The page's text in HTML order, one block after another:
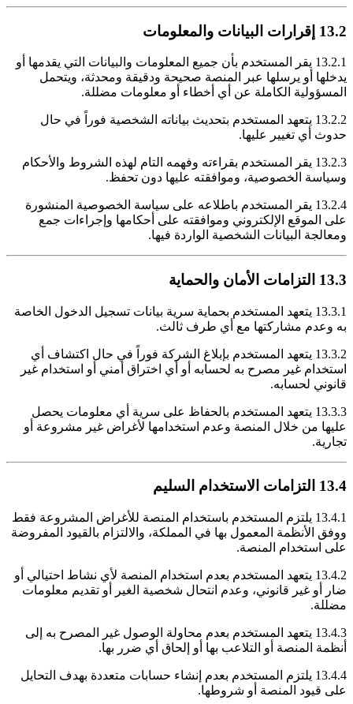
13.2 إقرارات البيانات والمعلومات
13.2.1 يقر المستخدم بأن جميع المعلومات والبيانات التي يقدمها أو
يدخلها أو يرسلها عبر المنصة صحيحة ودقيقة ومحدثة، ويتحمل
المسؤولية الكاملة عن أي أخطاء أو معلومات مضللة.
13.2.2 يتعهد المستخدم بتحديث بياناته الشخصية فوراً في حال
حدوث أي تغيير عليها.
13.2.3 يقر المستخدم بقراءته وفهمه التام لهذه الشروط والأحكام
وسياسة الخصوصية، وموافقته عليها دون تحفظ.
13.2.4 يقر المستخدم باطلاعه على سياسة الخصوصية المنشورة
على الموقع الإلكتروني وموافقته على أحكامها وإجراءات جمع
ومعالجة البيانات الشخصية الواردة فيها.
13.3 التزامات الأمان والحماية
13.3.1 يتعهد المستخدم بحماية سرية بيانات تسجيل الدخول الخاصة
به وعدم مشاركتها مع أي طرف ثالث.
13.3.2 يتعهد المستخدم بإبلاغ الشركة فوراً في حال اكتشاف أي
استخدام غير مصرح به لحسابه أو أي اختراق أمني أو استخدام غير
قانوني لحسابه.
13.3.3 يتعهد المستخدم بالحفاظ على سرية أي معلومات يحصل
عليها من خلال المنصة وعدم استخدامها لأغراض غير مشروعة أو
تجارية.
13.4 التزامات الاستخدام السليم
13.4.1 يلتزم المستخدم باستخدام المنصة للأغراض المشروعة فقط
ووفق الأنظمة المعمول بها في المملكة، والالتزام بالقيود المفروضة
على استخدام المنصة.
13.4.2 يتعهد المستخدم بعدم استخدام المنصة لأي نشاط احتيالي أو
ضار أو غير قانوني، وعدم انتحال شخصية الغير أو تقديم معلومات
مضللة.
13.4.3 يتعهد المستخدم بعدم محاولة الوصول غير المصرح به إلى
أنظمة المنصة أو التلاعب بها أو إلحاق أي ضرر بها.
13.4.4 يلتزم المستخدم بعدم إنشاء حسابات متعددة بهدف التحايل
على قيود المنصة أو شروطها.